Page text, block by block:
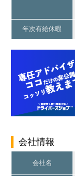
年次有給休暇
会社情報
会社名